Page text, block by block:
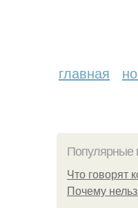
главная
Популярные
Что говорят
Почему